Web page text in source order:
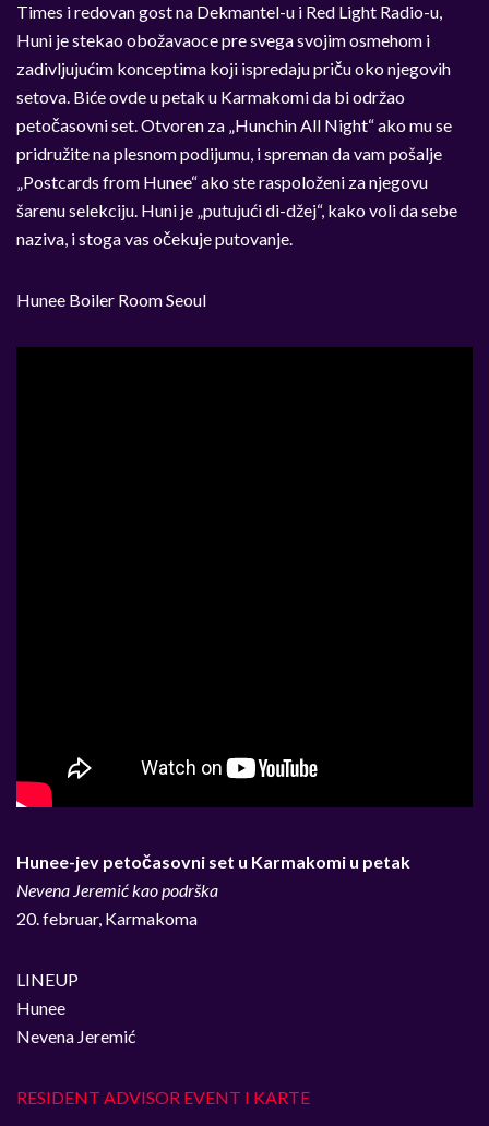
Times i redovan gost na Dekmantel-u i Red Light Radio-u,
Huni je stekao obožavaoce pre svega svojim osmehom i
zadivljujućim konceptima koji ispredaju priču oko njegovih
setova. Biće ovde u petak u Karmakomi da bi održao
petočasovni set. Otvoren za „Hunchin All Night“ ako mu se
pridružite na plesnom podijumu, i spreman da vam pošalje
„Postcards from Hunee“ ako ste raspoloženi za njegovu
šarenu selekciju. Huni je „putujući di-džej“, kako voli da sebe
naziva, i stoga vas očekuje putovanje.
Hunee Boiler Room Seoul
Hunee-jev petočasovni set u Karmakomi u petak
Nevena Jeremić kao podrška
20. februar, Karmakoma
LINEUP
Hunee
Nevena Jeremić
RESIDENT ADVISOR EVENT I KARTE